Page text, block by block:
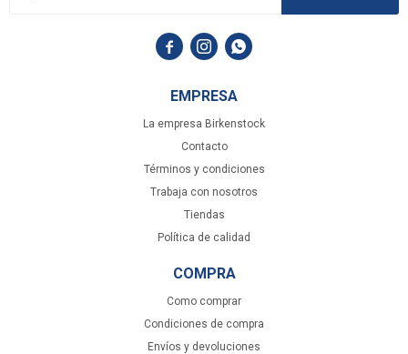
EMPRESA
La empresa Birkenstock
Contacto
Términos y condiciones
Trabaja con nosotros
Tiendas
Política de calidad
COMPRA
Como comprar
Condiciones de compra
Envíos y devoluciones
  